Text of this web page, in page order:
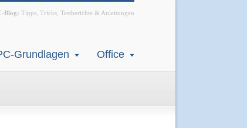
Blog: Tipps, Tricks, Testberichte & Anleitungen
Grundlagen Office